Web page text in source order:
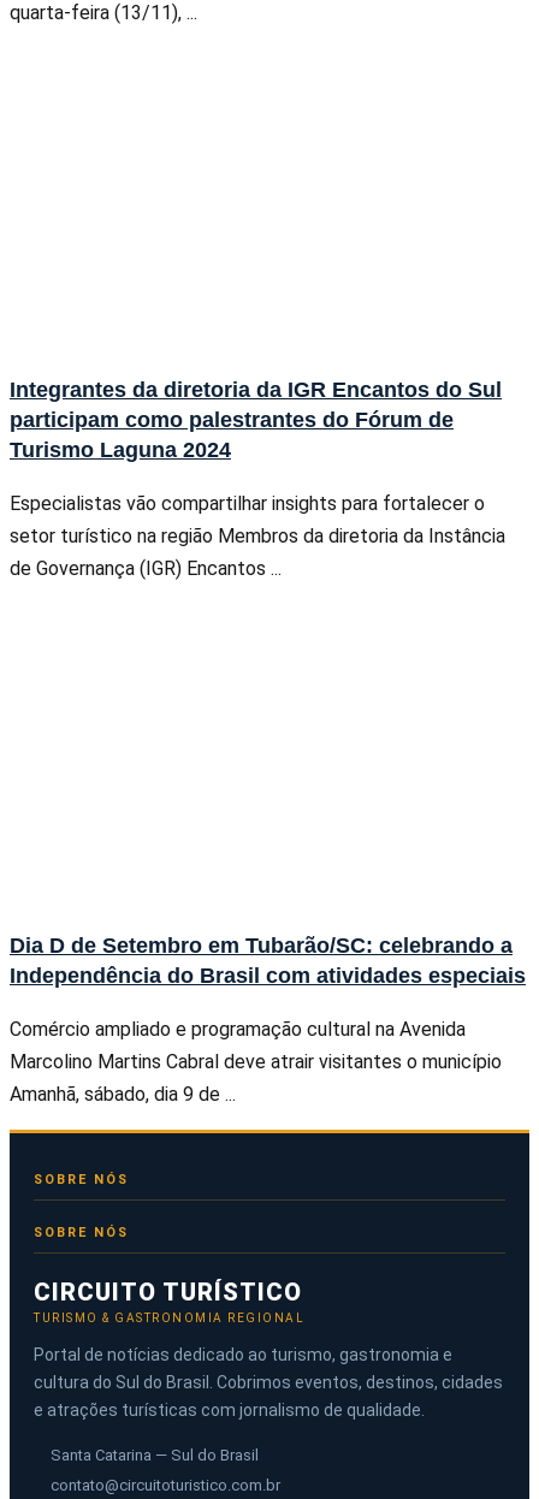
quarta-feira (13/11), ...
Integrantes da diretoria da IGR Encantos do Sul
participam como palestrantes do Fórum de
Turismo Laguna 2024
Especialistas vão compartilhar insights para fortalecer o
setor turístico na região Membros da diretoria da Instância
de Governança (IGR) Encantos ...
Dia D de Setembro em Tubarão/SC: celebrando a
Independência do Brasil com atividades especiais
Comércio ampliado e programação cultural na Avenida
Marcolino Martins Cabral deve atrair visitantes o município
Amanhã, sábado, dia 9 de ...
SOBRE NÓS
CIRCUITO TURÍSTICO
TURISMO & GASTRONOMIA REGIONAL
Portal de notícias dedicado ao turismo, gastronomia e
cultura do Sul do Brasil. Cobrimos eventos, destinos, cidades
e atrações turísticas com jornalismo de qualidade.
Santa Catarina — Sul do Brasil
contato@circuitoturistico.com.br